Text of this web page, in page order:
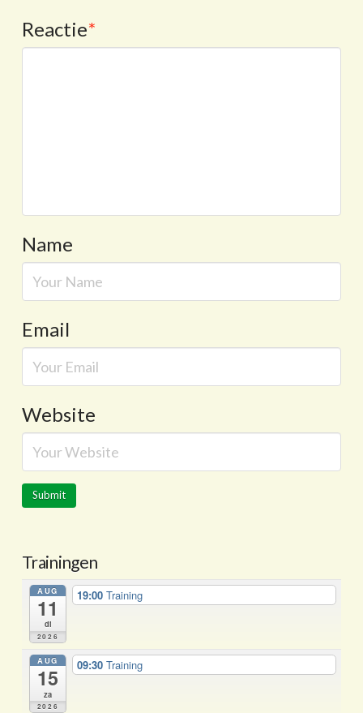
Reactie*
Name
Email
Website
Trainingen
AUG
11
di
2026
19:00Training
AUG
15
za
2026
09:30Training